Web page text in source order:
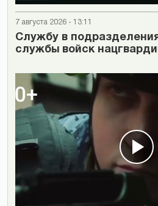
7 августа 2026 - 13:11
Cлужбу в
службы войск